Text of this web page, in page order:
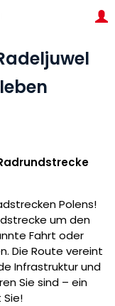
Polens!
um den
Fahrt oder
Die Route vereint
Infrastruktur und
Sie sind – ein